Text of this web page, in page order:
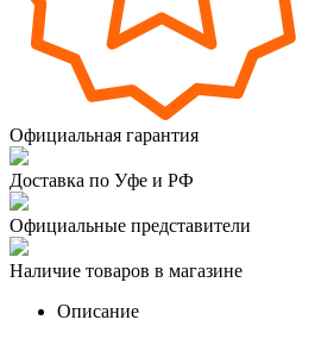
Официальная гарантия
Доставка по Уфе и РФ
Официальные представители
Наличие товаров в магазине
Описание